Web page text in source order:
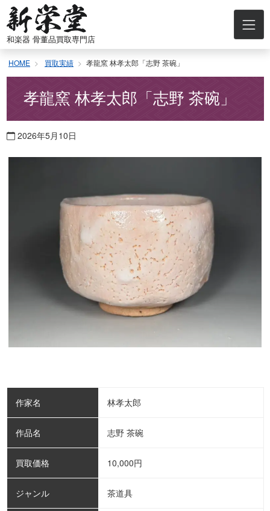
ン
プ
和楽器 骨董品買取専門店
HOME 買取実績 孝龍窯 林孝太郎「志野 茶碗」
孝龍窯 林孝太郎「志野 茶碗」
2026年5月10日
作家名 林孝太郎
作品名 志野 茶碗
買取価格 10,000円
ジャンル 茶道具